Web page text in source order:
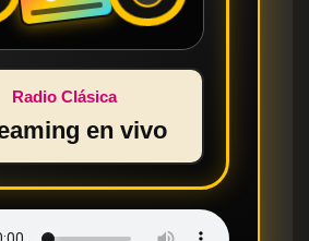
Radio Clásica
en vivo